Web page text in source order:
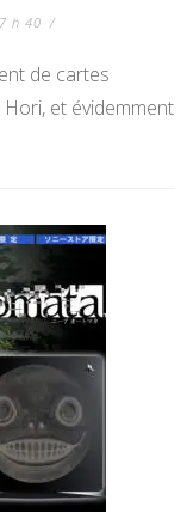
h 40 /
de cartes
et évidemment